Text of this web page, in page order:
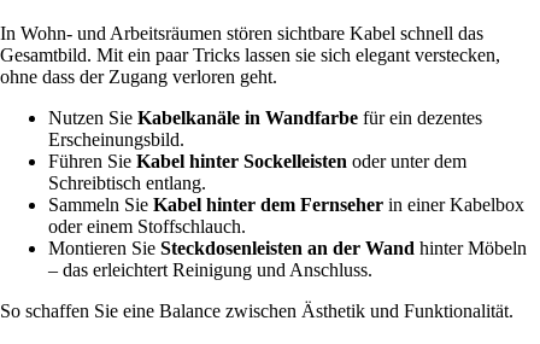
In Wohn- und Arbeitsräumen stören sichtbare Kabel schnell das
Gesamtbild. Mit ein paar Tricks lassen sie sich elegant verstecken,
ohne dass der Zugang verloren geht.
Nutzen Sie Kabelkanäle in Wandfarbe für ein dezentes
Erscheinungsbild.
Führen Sie Kabel hinter Sockelleisten oder unter dem
Schreibtisch entlang.
Sammeln Sie Kabel hinter dem Fernseher in einer Kabelbox
oder einem Stoffschlauch.
Montieren Sie Steckdosenleisten an der Wand hinter Möbeln
– das erleichtert Reinigung und Anschluss.
So schaffen Sie eine Balance zwischen Ästhetik und Funktionalität.